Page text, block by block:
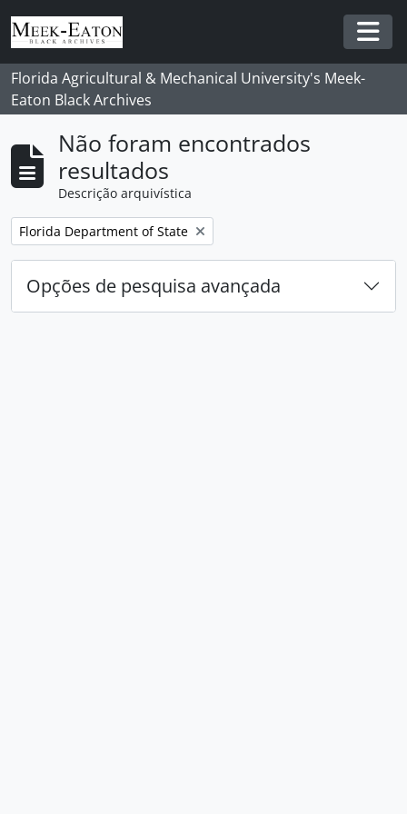
Skip to main content
Florida Agricultural & Mechanical University's Meek-
Eaton Black Archives
Não foram encontrados
resultados
Descrição arquivística
Remover filtro:
Florida Department of State
Opções de pesquisa avançada